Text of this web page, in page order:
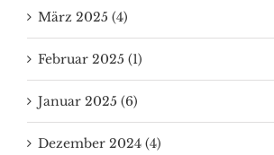
März 2025 (4)
Februar 2025 (1)
Januar 2025 (6)
Dezember 2024 (4)